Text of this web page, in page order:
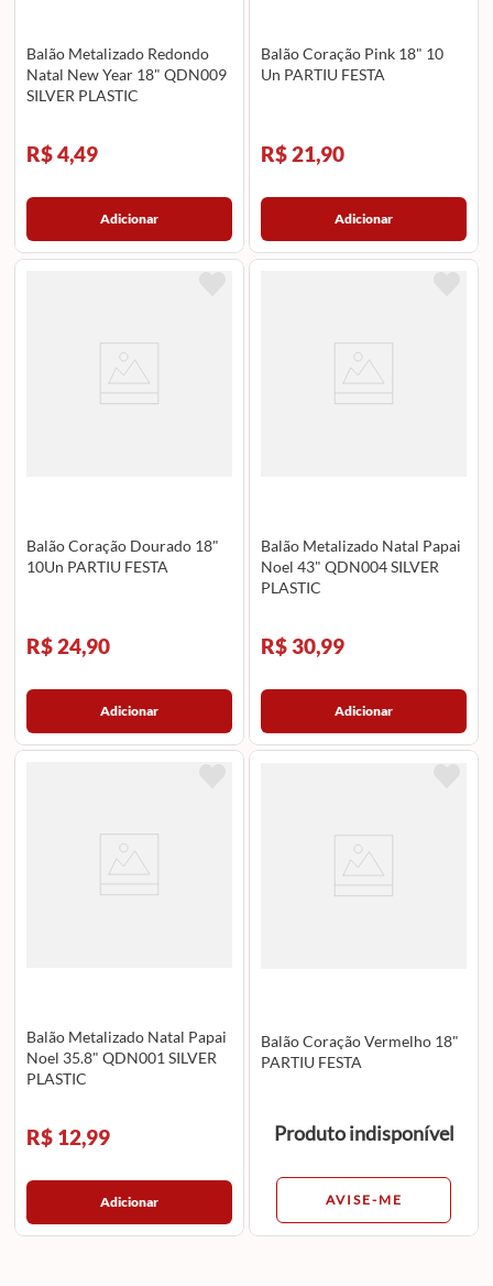
Balão Metalizado Redondo
Natal New Year 18" QDN009
SILVER PLASTIC
R$ 4,49
Adicionar
Balão Coração Pink 18" 10
Un PARTIU FESTA
R$ 21,90
Adicionar
Balão Coração Dourado 18"
10Un PARTIU FESTA
R$ 24,90
Adicionar
Balão Metalizado Natal Papai
Noel 43" QDN004 SILVER
PLASTIC
R$ 30,99
Adicionar
Balão Metalizado Natal Papai
Noel 35.8" QDN001 SILVER
PLASTIC
R$ 12,99
Adicionar
Balão Coração Vermelho 18"
PARTIU FESTA
Produto indisponível
AVISE-ME